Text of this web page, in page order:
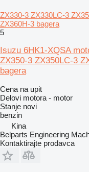
ZX330‑3 ZX330LC‑3
ZX360H‑3 bagera
5
Isuzu 6HK1-XQSA
ZX350‑3 ZX350LC‑3
bagera
Cena na upit
Delovi motora - motor
Stanje novi
benzin
Kina
Belparts Engineering
Kontaktirajte prodavca